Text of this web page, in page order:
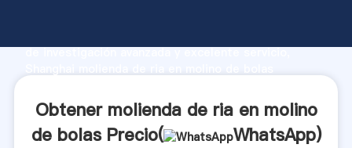
de investigación avanzada y excelente servicio,
clientes.
Obtener molienda de ria en molino
de bolas Precio(
WhatsApp)